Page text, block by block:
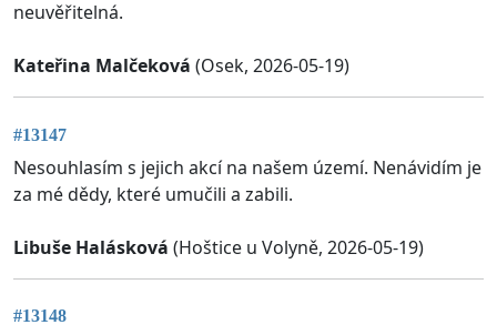
neuvěřitelná.
Kateřina Malčeková (Osek, 2026-05-19)
#13147
Nesouhlasím s jejich akcí na našem území. Nenávidím je
za mé dědy, které umučili a zabili.
Libuše Halásková (Hoštice u Volyně, 2026-05-19)
#13148